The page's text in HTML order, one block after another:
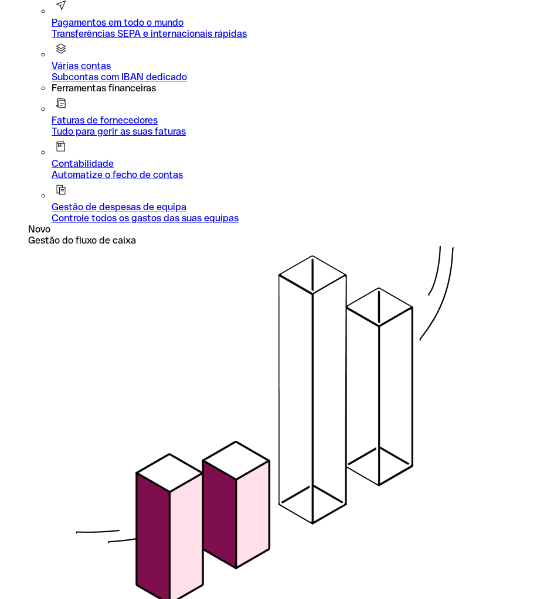
Pagamentos em todo o mundo
Transferências SEPA e internacionais rápidas
Várias contas
Subcontas com IBAN dedicado
Ferramentas financeiras
Faturas de fornecedores
Tudo para gerir as suas faturas
Contabilidade
Automatize o fecho de contas
Gestão de despesas de equipa
Controle todos os gastos das suas equipas
Novo
Gestão do fluxo de caixa